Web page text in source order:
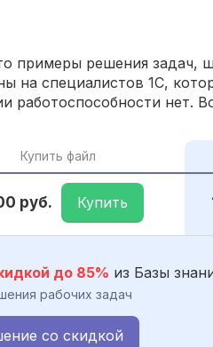
решения задач,
специалистов 1С,
работоспособности нет.
Купить файл
руб. Купить
до 85% из Базы
рабочих задач
со скидкой